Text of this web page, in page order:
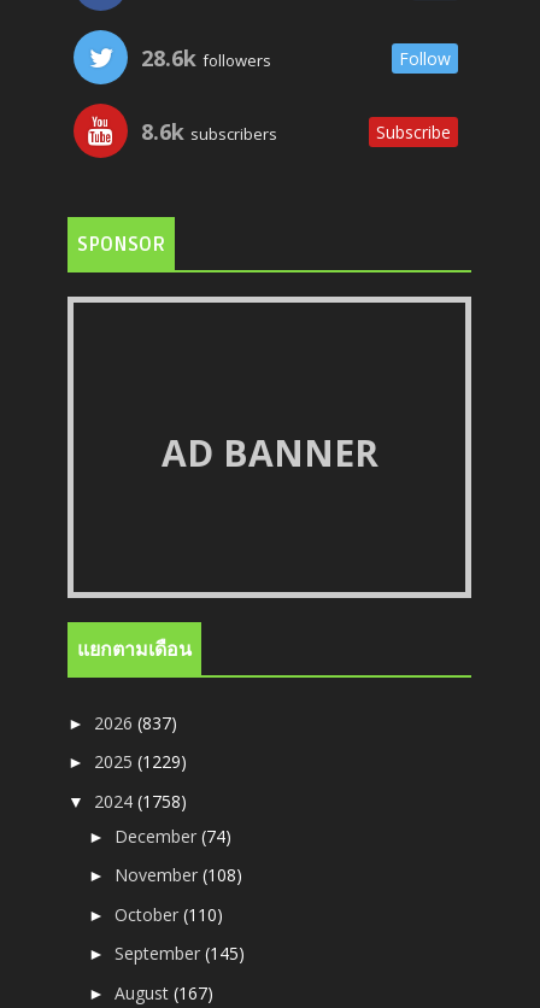
28.6k followers Follow
8.6k subscribers Subscribe
SPONSOR
AD BANNER
แยกตามเดือน
► 2026(837)
► 2025(1229)
▼ 2024(1758)
► December(74)
► November(108)
►October(110)
►September(145)
►August(167)